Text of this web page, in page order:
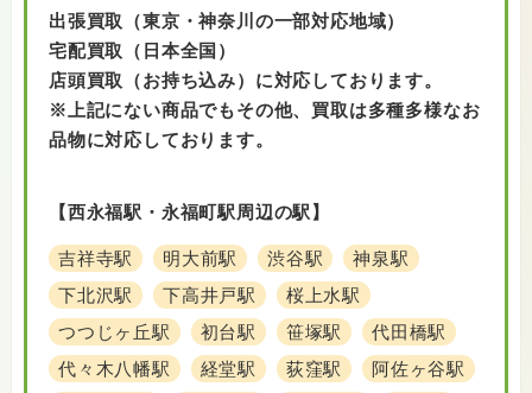
出張買取（東京・神奈川の一部対応地域）
宅配買取（日本全国）
店頭買取（お持ち込み）に対応しております。
※上記にない商品でもその他、買取は多種多様なお
品物に対応しております。
【西永福駅・永福町駅周辺の駅】
吉祥寺駅 明大前駅 渋谷駅
神泉駅
下北沢駅
下高井戸駅
桜上水駅
つつじヶ丘駅
初台駅 笹塚駅
代田橋駅
代々木八幡駅
経堂駅 荻窪駅
阿佐ヶ谷駅